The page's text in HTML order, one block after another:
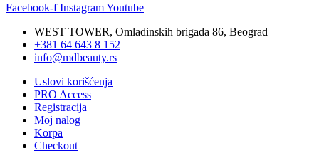
Facebook-f InstagramYoutube
WEST TOWER, Omladinskih brigada 86, Beograd
+381 64 643 8 152
info@mdbeauty.rs
Uslovi korišćenja
PRO Access
Registracija
Moj nalog
Korpa
Checkout